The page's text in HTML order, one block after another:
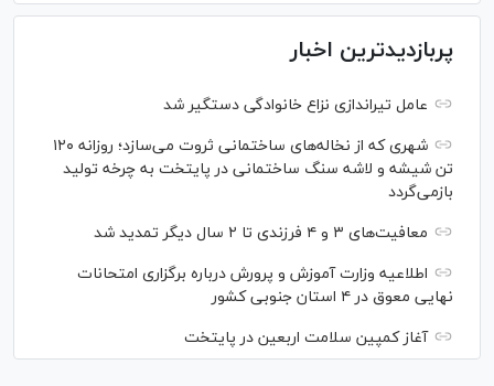
پربازدیدترین اخبار
عامل تیراندازی نزاع خانوادگی دستگیر شد
شهری که از نخاله‌های ساختمانی ثروت می‌سازد؛ روزانه ۱۲۰
تن شیشه و لاشه سنگ ساختمانی در پایتخت به چرخه تولید
بازمی‌گردد
معافیت‌های ۳ و ۴ فرزندی تا ۲ سال دیگر تمدید شد
اطلاعیه وزارت آموزش و پرورش درباره برگزاری امتحانات
نهایی معوق در ۴ استان جنوبی کشور
آغاز کمپین سلامت اربعین در پایتخت